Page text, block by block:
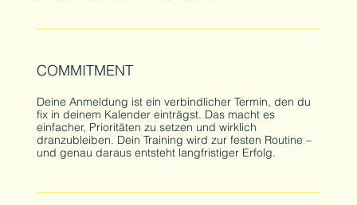
COMMITMENT
Deine Anmeldung ist ein verbindlicher Termin, den du
fix in deinem Kalender einträgst. Das macht es
einfacher, Prioritäten zu setzen und wirklich
dranzubleiben. Dein Training wird zur festen Routine –
und genau daraus entsteht langfristiger Erfolg.